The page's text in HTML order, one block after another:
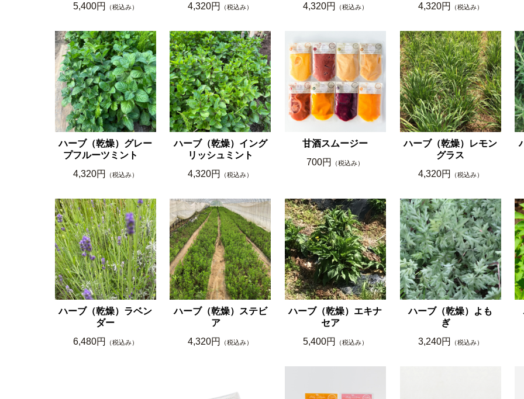
5,400円
（税込み）
4,320円
（税込み）
4,320円
（税込み）
4,320円
（税込み）
ハーブ（乾燥）グレー
プフルーツミント
4,320円
（税込み）
ハーブ（乾燥）イング
リッシュミント
4,320円
（税込み）
甘酒スムージー
700円
（税込み）
ハーブ（乾燥）レモン
グラス
4,320円
（税込み）
ハーブ（乾燥）ラベン
ダー
6,480円
（税込み）
ハーブ（乾燥）ステビ
ア
4,320円
（税込み）
ハーブ（乾燥）エキナ
セア
5,400円
（税込み）
ハーブ（乾燥）よも
ぎ
3,240円
（税込み）